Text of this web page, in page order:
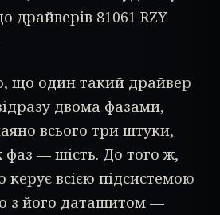
драйверів 81061 RZY
що один такий драйвер
двома фазами,
всього три штуки,
фаз — шість. До того ж,
всією підсистемою
з його даташитом —